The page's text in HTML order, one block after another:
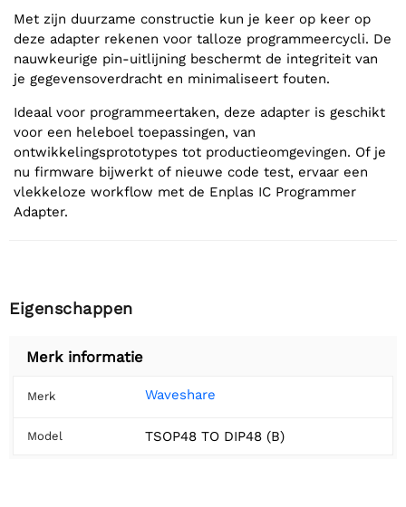
Met zijn duurzame constructie kun je keer op keer op
deze adapter rekenen voor talloze programmeercycli. De
nauwkeurige pin-uitlijning beschermt de integriteit van
je gegevensoverdracht en minimaliseert fouten.
Ideaal voor programmeertaken, deze adapter is geschikt
voor een heleboel toepassingen, van
ontwikkelingsprototypes tot productieomgevingen. Of je
nu firmware bijwerkt of nieuwe code test, ervaar een
vlekkeloze workflow met de Enplas IC Programmer
Adapter.
Eigenschappen
Merk informatie
Merk Waveshare
Model TSOP48 TO DIP48 (B)